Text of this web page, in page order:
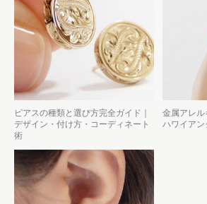
ピアスの種類と選び方完全ガイド｜
デザイン・付け方・コーディネート
術
金属アレ
ハワイア